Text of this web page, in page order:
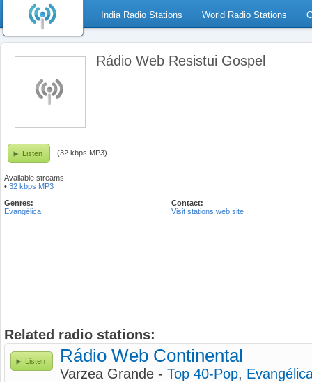
India Radio Stations World Radio Stations
Rádio Web Resistui Gospel
Listen (32 kbps MP3)
Available streams:
• 32 kbps MP3
Genres:
Evangélica
Contact:
Visit stations web site
Related radio stations:
Listen Rádio Web Continental
Varzea Grande - Top 40-Pop,